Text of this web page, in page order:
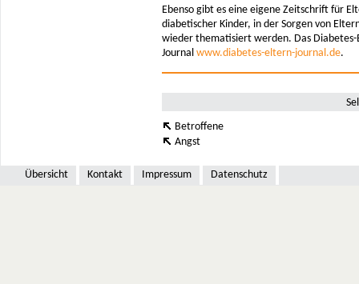
Ebenso gibt es eine eigene Zeitschrift für
diabetischer Kinder, in der Sorgen von
wieder thematisiert werden. Das Diabetes-
Journal www.diabetes-eltern-journal.de.
Betroffene
Angst
Übersicht Kontakt Impressum Datenschutz